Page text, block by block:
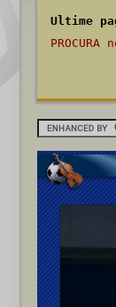
Ultime